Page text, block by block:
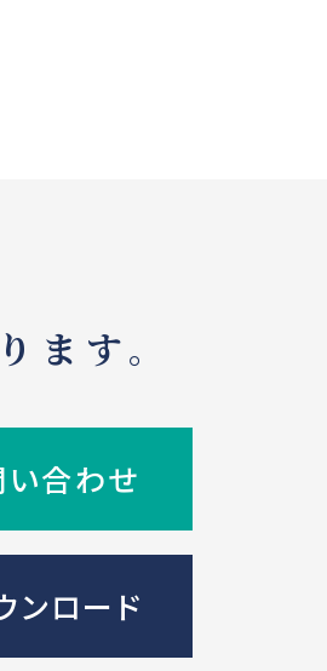
ます。
い合わせ
ンロード